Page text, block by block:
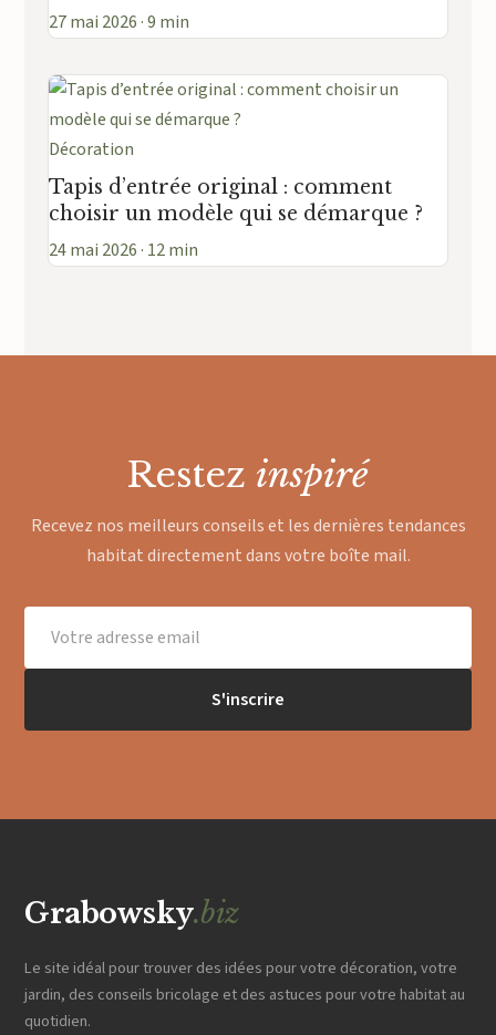
27 mai 2026 · 9 min
Décoration
Tapis d’entrée original : comment
choisir un modèle qui se démarque ?
24 mai 2026 · 12 min
Restez inspiré
Recevez nos meilleurs conseils et les dernières tendances
habitat directement dans votre boîte mail.
S'inscrire
Grabowsky.biz
Le site idéal pour trouver des idées pour votre décoration, votre
jardin, des conseils bricolage et des astuces pour votre habitat au
quotidien.